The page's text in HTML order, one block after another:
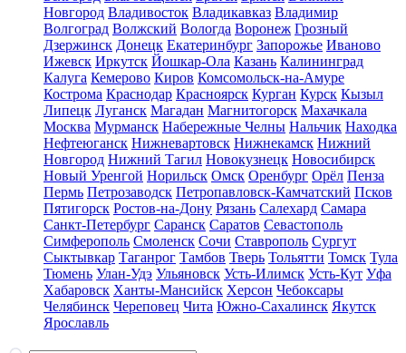
Новгород Владивосток Владикавказ Владимир
Волгоград Волжский Вологда Воронеж Грозный
Дзержинск Донецк Екатеринбург Запорожье Иваново
Ижевск Иркутск Йошкар-Ола Казань Калининград
Калуга Кемерово Киров Комсомольск-на-Амуре
Кострома Краснодар Красноярск Курган Курск Кызыл
Липецк Луганск Магадан Магнитогорск Махачкала
Москва Мурманск Набережные Челны Нальчик Находка
Нефтеюганск Нижневартовск Нижнекамск Нижний
Новгород Нижний Тагил Новокузнецк Новосибирск
Новый Уренгой Норильск Омск Оренбург Орёл Пенза
Пермь Петрозаводск Петропавловск-Камчатский Псков
Пятигорск Ростов-на-Дону Рязань Салехард Самара
Санкт-Петербург Саранск Саратов Севастополь
Симферополь Смоленск Сочи Ставрополь Сургут
Сыктывкар Таганрог Тамбов Тверь Тольятти Томск Тула
Тюмень Улан-Удэ Ульяновск Усть-Илимск Усть-Кут Уфа
Хабаровск Ханты-Мансийск Херсон Чебоксары
Челябинск Череповец Чита Южно-Сахалинск Якутск
Ярославль